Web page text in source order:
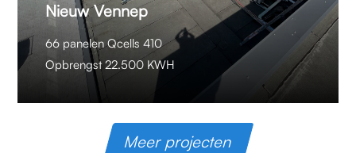
Nieuw Vennep
66 panelen Qcells 410
Opbrengst 22.500 KWH
Meer projecten